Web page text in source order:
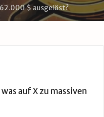
$ ausgelöst?
auf X zu massiven